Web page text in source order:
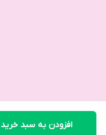
افزودن به سبد خرید